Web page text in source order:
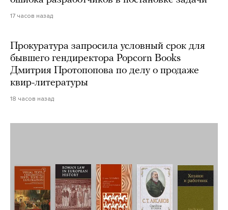
17 часов назад
Прокуратура запросила условный срок для
бывшего гендиректора Popcorn Books
Дмитрия Протопопова по делу о продаже
квир-литературы
18 часов назад